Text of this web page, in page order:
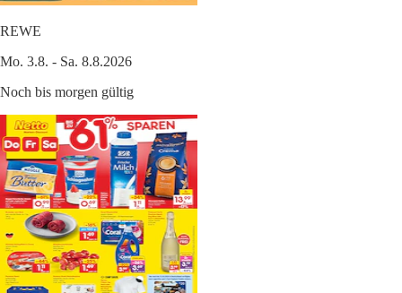
REWE
Mo. 3.8. - Sa. 8.8.2026
Noch bis morgen gültig